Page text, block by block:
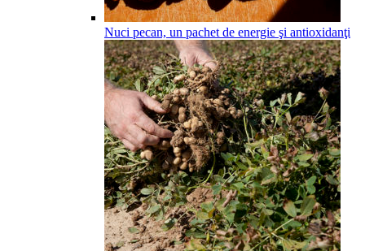
Nuci pecan, un pachet de energie şi antioxidanţi